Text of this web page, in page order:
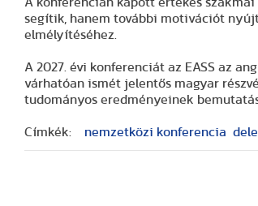
segítik, hanem további motivációt
elmélyítéséhez.
A 2027. évi konferenciát az EASS az
várhatóan ismét jelentős magyar
tudományos eredményeinek
Címkék: nemzetközi konferencia